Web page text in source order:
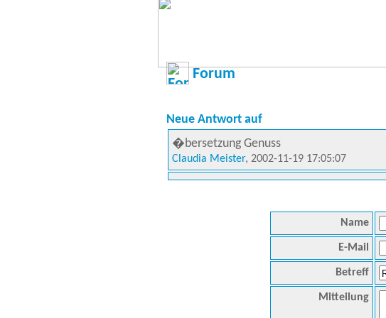
Forum
Neue Antwort auf
�bersetzung Genuss
Claudia Meister, 2002-11-19 17:05:07
Name
E-Mail
Betreff
Mitteilung